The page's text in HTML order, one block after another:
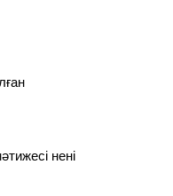
нені